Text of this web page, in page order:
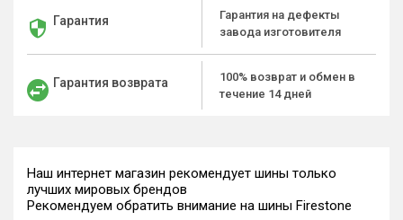
Гарантия
Гарантия на дефекты
завода изготовителя
Гарантия возврата
100% возврат и обмен в
течение 14 дней
Наш интернет магазин рекомендует шины только
лучших мировых брендов
Рекомендуем обратить внимание на шины Firestone